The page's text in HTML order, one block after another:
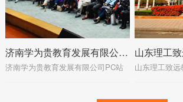
济南学为贵教育发展有限公司PC站
济南学为贵教育发展有限公司PC站 山东理工致